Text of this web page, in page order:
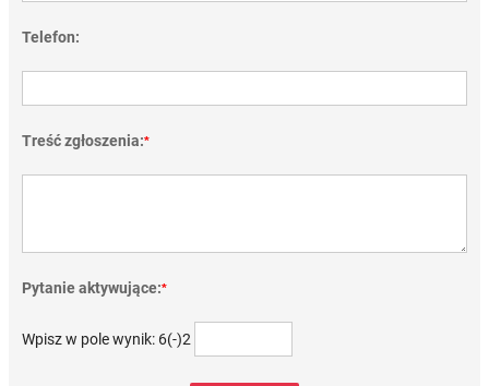
Telefon:
Treść zgłoszenia:*
Pytanie aktywujące:*
Wpisz w pole wynik: 6(-)2